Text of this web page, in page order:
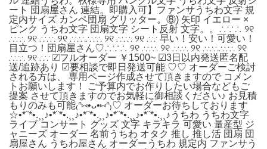
ート 団扇屋さん 連結。即購入可】ファンサうちわ文字 規
定内サイズ カンペ団扇 グリッター。⑧) 矢印 イエロー ×
ピンク うちわ文字 団扇文字 シート反射 文字。。∴∵∴ ୨୧
∴∵∴ ୨୧ ∴∵∴ ୨୧ ∴∵∴∴∵∴ ୨୧ ∴∵∴ ୨୧ ∴∵ 早い！安い！可愛い！
目立つ！団扇屋さん♡∴∵∴ ୨୧ ∴∵∴ ୨୧ ∴∵∴ ୨୧ ∴∵∴∴∵∴ ୨୧
∴∵∴ ୨୧ ∴∵ ︎︎︎︎︎︎☑︎フルオーダー ￥1500~ ︎︎︎︎︎︎☑︎3日以内発送匿名配
送/追跡あり ︎︎︎︎︎︎☑︎要相談で即日発送可能 ♡♡ オーダーご検討
される方は、 専用ページ作成させて頂きますので コメン
トお願いします！ ご予算内でお作りしたい場合などもご
提案 させて頂きますのでお気軽に御相談ください♪ お見積
もりのみも可能₍ᐢ⑅•ᴗ•⑅ᐢ₎♡ オーダーお待ちしております
☆•*¨*•.¸¸♪•*¨*•.¸¸♪•*¨*•.¸¸♪•*¨*•.¸¸♪•*¨*•.¸¸♪うちわ うちわ文字
ライブ コンサート グッズ 文字 キラキラ 可愛い 量産型 ジ
ャニーズ オーダー 名前うちわ オタク 推し 推し活 団扇 団
扇屋さん うちわ屋さん オーダーうちわ 規定内 ファンサう